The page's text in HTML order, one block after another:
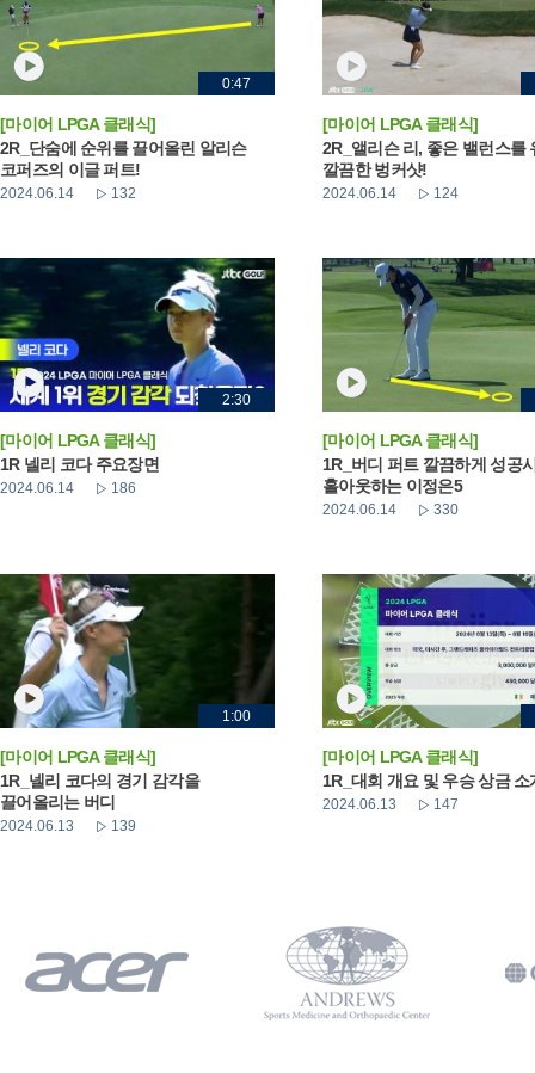
0:47
[마이어 LPGA 클래식]
2R_단숨에 순위를 끌어올린 알리슨
코퍼즈의 이글 퍼트!
2024.06.14 132
[마이어 LPGA 클래식]
2R_앨리슨 리, 좋은 밸런스를
깔끔한 벙커샷!
2024.06.14 124
2:30
[마이어 LPGA 클래식]
1R 넬리 코다 주요장면
2024.06.14 186
[마이어 LPGA 클래식]
1R_버디 퍼트 깔끔하게 성공
홀아웃하는 이정은5
2024.06.14 330
1:00
[마이어 LPGA 클래식]
1R_넬리 코다의 경기 감각을
끌어올리는 버디
2024.06.13 139
[마이어 LPGA 클래식]
1R_대회 개요 및 우승 상금 소
2024.06.13 147